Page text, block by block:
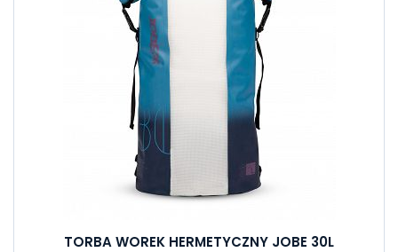
TORBA WOREK HERMETYCZNY JOBE 30L